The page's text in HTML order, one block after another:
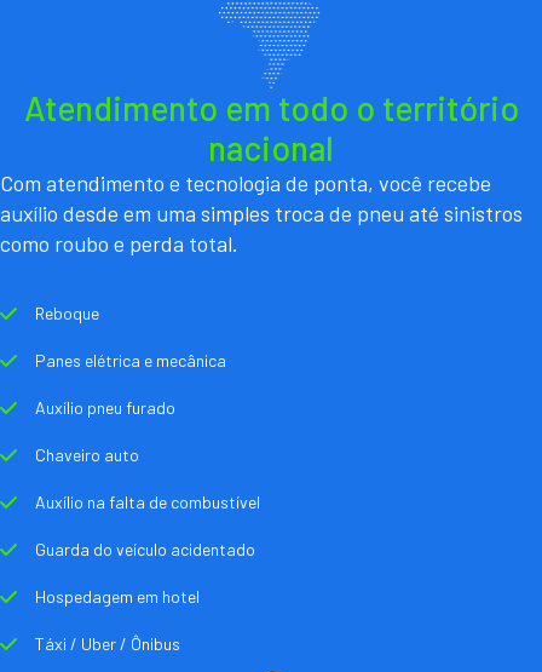
Atendimento em todo o território
nacional
Com atendimento e tecnologia de ponta, você recebe
auxílio desde em uma simples troca de pneu até sinistros
como roubo e perda total.
Reboque
Panes elétrica e mecânica
Auxílio pneu furado
Chaveiro auto
Auxílio na falta de combustível
Guarda do veículo acidentado
Hospedagem em hotel
Táxi / Uber / Ônibus